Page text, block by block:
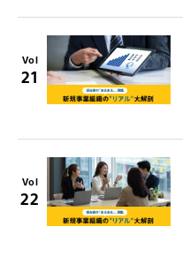
Vol
21
Vol
22